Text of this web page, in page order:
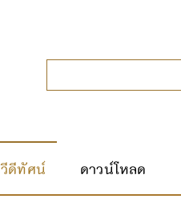
วีดีทัศน์ ดาวน์โหลด